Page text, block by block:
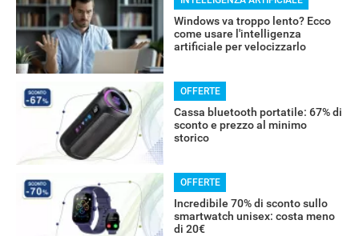
RECENSIONI
Windows va troppo lento? Ecco
come usare l'intelligenza
artificiale per velocizzarlo
OFFERTE
Cassa bluetooth portatile: 67% di
sconto e prezzo al minimo
storico
OFFERTE
Incredibile 70% di sconto sullo
smartwatch unisex: costa meno
di 20€